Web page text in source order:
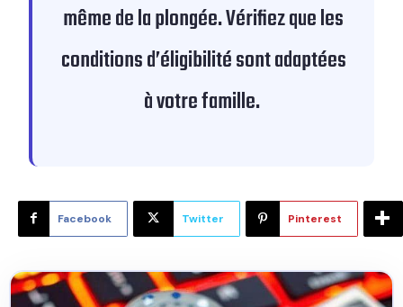
même de la plongée. Vérifiez que les
conditions d’éligibilité sont adaptées
à votre famille.
Facebook Twitter Pinterest